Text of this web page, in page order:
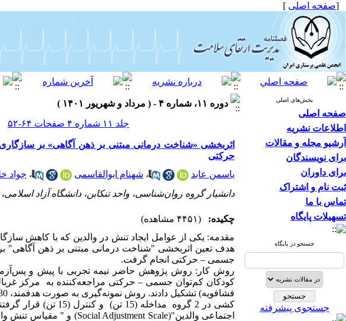
[صفحه اصلی ]
بخش‌های اصلی
صفحه اصلی
اطلاعات نشریه
آرشیو مجله و مقالات
برای نویسندگان
برای داوران
ثبت نام و اشتراک
تماس با ما
تسهیلات پایگاه
جستجو در پایگاه
جستجوی پیشرفته
دوره ۱۱، شماره ۴ - ( مرداد و شهریور ۱۴۰۱ )
جلد ۱۱ شماره ۴ صفحات ۶۴-۵۲
اثربخشی «شناخت درمانی مبتنی بر ذهن آگاهی» بر
حرکتی
یاسمن عابد
، شهنام ابوالقاسمی ، جواد
دانشیار گروه روان‌شناسی، واحد تنکابن، دانشگاه آزاد اسلامی،
چکیده:
(۴۴۵۱ مشاهده)
مقدمه: یکی از عوامل ایجاد تنش در والدین که با کاهش
هدف تعین اثربخشی "شناخت درمانی مبتنی بر ذهن آگاهی"
جسمی – حرکتی انجام گرفت.
روش کار: روش پژوهش حاضر نیمه تجربی با پیش و پس‌آزمون
کودکان کم‌توان جسمی – حرکتی مراجعه‌کننده به مرکز
کشی در 2 گروه